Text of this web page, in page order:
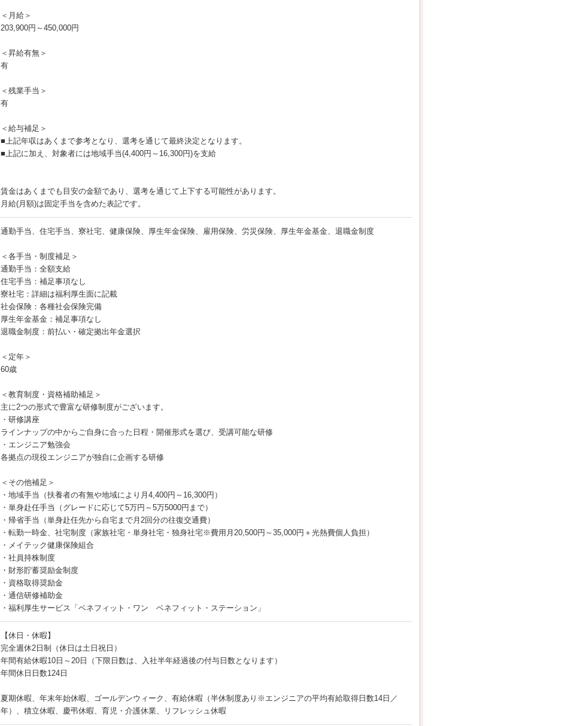
＜月給＞
203,900円～450,000円
＜昇給有無＞
有
＜残業手当＞
有
＜給与補足＞
■上記年収はあくまで参考となり、選考を通じて最終決定となります。
■上記に加え、対象者には地域手当(4,400円～16,300円)を支給
賃金はあくまでも目安の金額であり、選考を通じて上下する可能性があります。
月給(月額)は固定手当を含めた表記です。
通勤手当、住宅手当、寮社宅、健康保険、厚生年金保険、雇用保険、労災保険、厚生年金基金、退職金制度
＜各手当・制度補足＞
通勤手当：全額支給
住宅手当：補足事項なし
寮社宅：詳細は福利厚生面に記載
社会保険：各種社会保険完備
厚生年金基金：補足事項なし
退職金制度：前払い・確定拠出年金選択
＜定年＞
60歳
＜教育制度・資格補助補足＞
主に2つの形式で豊富な研修制度がございます。
・研修講座
ラインナップの中からご自身に合った日程・開催形式を選び、受講可能な研修
・エンジニア勉強会
各拠点の現役エンジニアが独自に企画する研修
＜その他補足＞
・地域手当（扶養者の有無や地域により月4,400円～16,300円）
・単身赴任手当（グレードに応じて5万円～5万5000円まで）
・帰省手当（単身赴任先から自宅まで月2回分の往復交通費）
・転勤一時金、社宅制度（家族社宅・単身社宅・独身社宅※費用月20,500円～35,000円＋光熱費個人負担）
・メイテック健康保険組合
・社員持株制度
・財形貯蓄奨励金制度
・資格取得奨励金
・通信研修補助金
・福利厚生サービス「ベネフィット・ワン ベネフィット・ステーション」
【休日・休暇】
完全週休2日制（休日は土日祝日）
年間有給休暇10日～20日（下限日数は、入社半年経過後の付与日数となります）
年間休日日数124日
夏期休暇、年末年始休暇、ゴールデンウィーク、有給休暇（半休制度あり※エンジニアの平均有給取得日数14日／
年）、積立休暇、慶弔休暇、育児・介護休業、リフレッシュ休暇